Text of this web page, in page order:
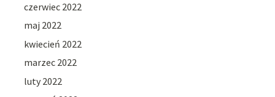
czerwiec 2022
maj 2022
kwiecień 2022
marzec 2022
luty 2022